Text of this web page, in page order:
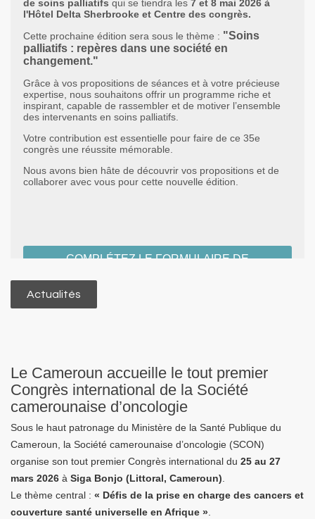
Actualités
Le Cameroun accueille le tout premier
Congrès international de la Société
camerounaise d’oncologie
Sous le haut patronage du Ministère de la Santé Publique du
Cameroun, la Société camerounaise d’oncologie (SCON)
organise son tout premier Congrès international du 25 au 27
mars 2026 à Siga Bonjo (Littoral, Cameroun)
Le thème central : « Défis de la prise en charge des cancers et
couverture santé universelle en Afrique »